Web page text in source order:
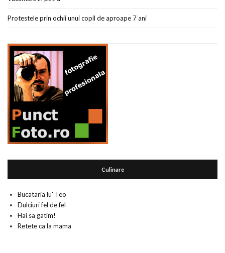
Protestele prin ochii unui copil de aproape 7 ani
Culinare
Bucataria lu' Teo
Dulciuri fel de fel
Hai sa gatim!
Retete ca la mama